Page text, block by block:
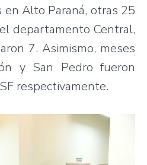
en Alto Paraná, otras 25
departamento Central,
7. Asimismo, meses
y San Pedro fueron
respectivamente.